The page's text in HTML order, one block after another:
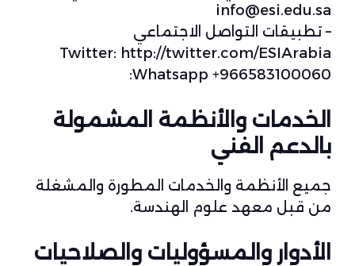
info@esi.edu.sa
– تطبيقات التواصل الاجتماعي
Twitter: http://twitter.com/ESIArabia
966583100060+ Whatsapp:
الخدمات والأنظمة المشمولة
بالدعم الفني
جميع الأنظمة والخدمات المطورة والمشغلة
من قبل معهد علوم الهندسة.
الأدوار والمسؤوليات والصلاحيات